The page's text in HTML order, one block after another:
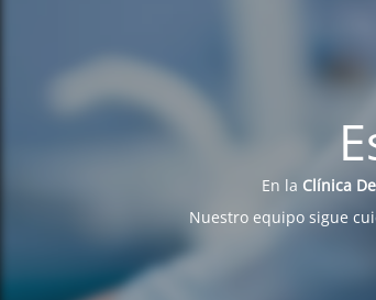
En la Clínica
Nuestro equipo sigue